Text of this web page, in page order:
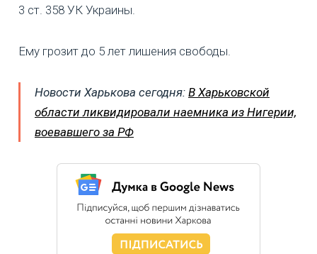
3 ст. 358 УК Украины.
Ему грозит до 5 лет лишения свободы.
Новости Харькова сегодня: В Харьковской
области ликвидировали наемника из Нигерии,
воевавшего за РФ